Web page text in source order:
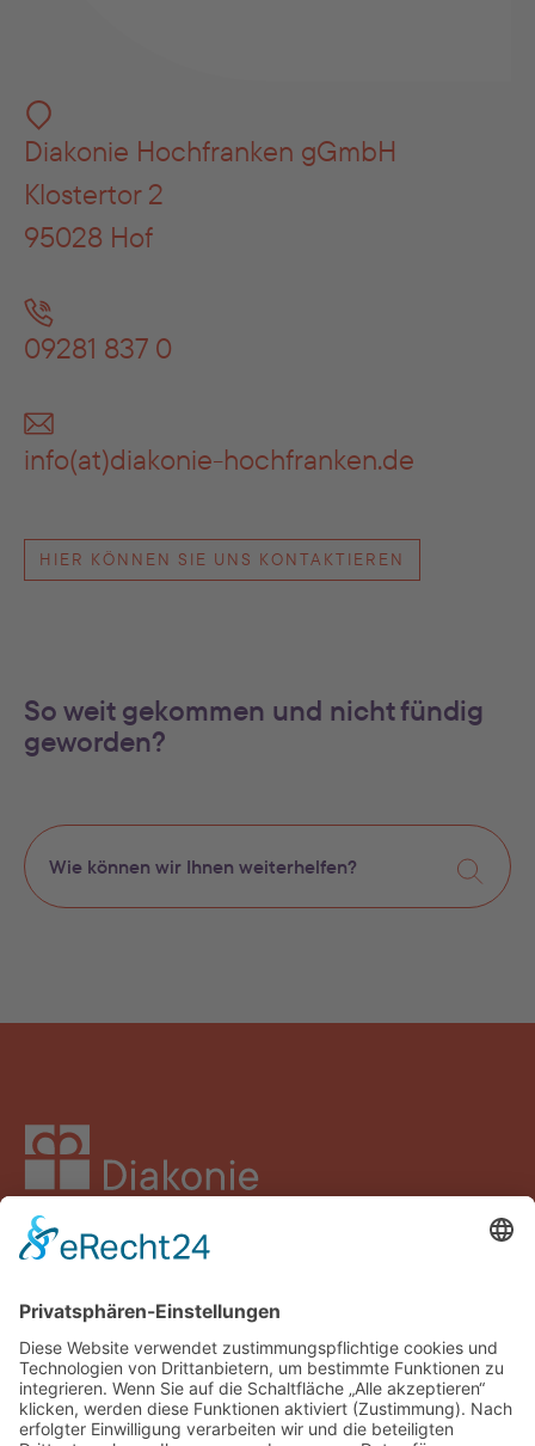
Diakonie Hochfranken gGmbH
Klostertor 2
95028 Hof
09281 837 0
info(at)diakonie-hochfranken.de
HIER KÖNNEN SIE UNS KONTAKTIEREN
So weit gekommen und nicht fündig
geworden?
FacebookInstagramLinkedInYouTube